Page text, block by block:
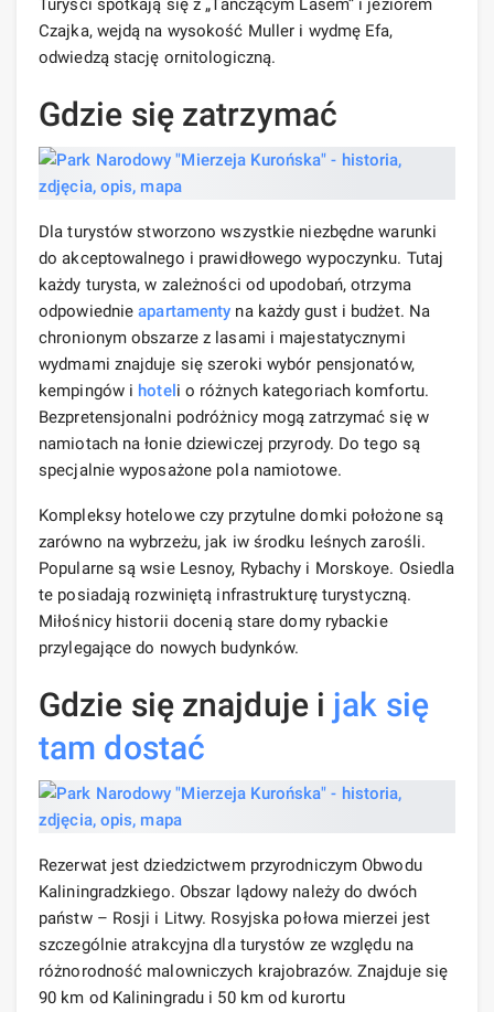
Turyści spotkają się z „Tańczącym Lasem” i jeziorem
Czajka, wejdą na wysokość Muller i wydmę Efa,
odwiedzą stację ornitologiczną.
Gdzie się zatrzymać
Dla turystów stworzono wszystkie niezbędne warunki
do akceptowalnego i prawidłowego wypoczynku. Tutaj
każdy turysta, w zależności od upodobań, otrzyma
odpowiednieapartamenty na każdy gust i budżet. Na
chronionym obszarze z lasami i majestatycznymi
wydmami znajduje się szeroki wybór pensjonatów,
kempingów i hoteli o różnych kategoriach komfortu.
Bezpretensjonalni podróżnicy mogą zatrzymać się w
namiotach na łonie dziewiczej przyrody. Do tego są
specjalnie wyposażone pola namiotowe.
Kompleksy hotelowe czy przytulne domki położone są
zarówno na wybrzeżu, jak iw środku leśnych zarośli.
Popularne są wsie Lesnoy, Rybachy i Morskoye. Osiedla
te posiadają rozwiniętą infrastrukturę turystyczną.
Miłośnicy historii docenią stare domy rybackie
przylegające do nowych budynków.
Gdzie się znajduje i jak się
tam dostać
Rezerwat jest dziedzictwem przyrodniczym Obwodu
Kaliningradzkiego. Obszar lądowy należy do dwóch
państw – Rosji i Litwy. Rosyjska połowa mierzei jest
szczególnie atrakcyjna dla turystów ze względu na
różnorodność malowniczych krajobrazów. Znajduje się
90 km od Kaliningradu i 50 km od kurortu